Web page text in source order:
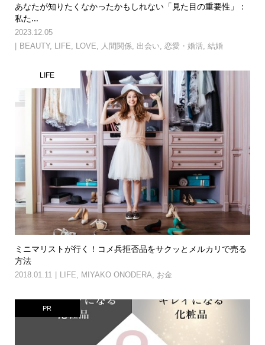
あなたが知りたくなかったかもしれない「見た目の重要性」：
私た...
2023.12.05
BEAUTY, LIFE, LOVE, 人間関係, 出会い, 恋愛・婚活, 結婚
LIFE
ミニマリストが行く！コメ兵拒否品をサクッとメルカリで売る
方法
2018.01.11 LIFE MIYAKO ONODERA お金
PR